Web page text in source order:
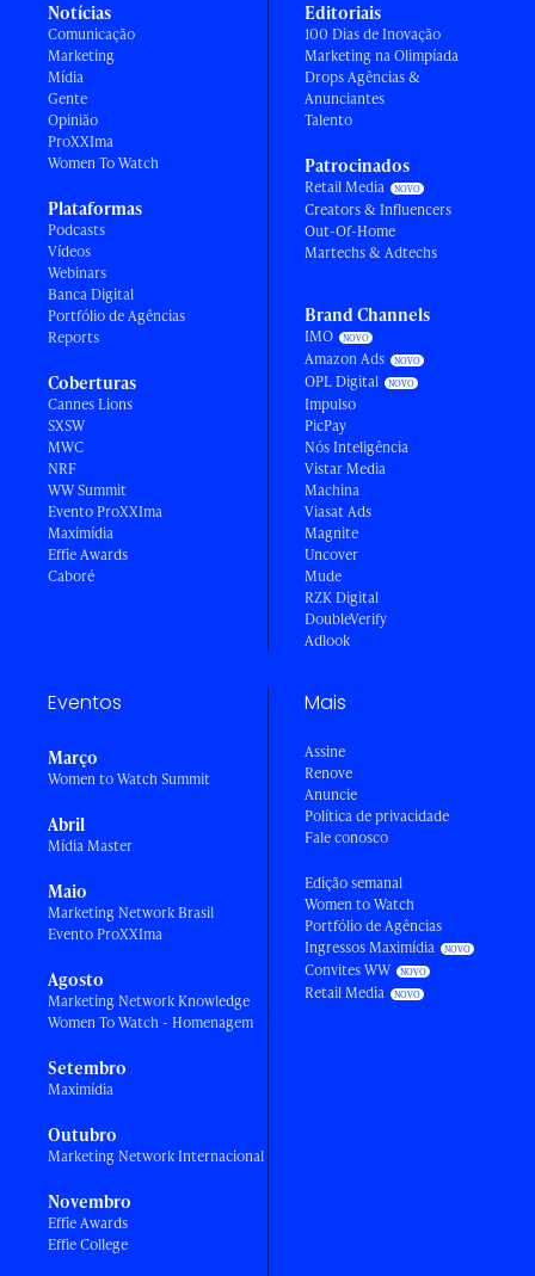
Notícias
Comunicação
Marketing
Mídia
Gente
Opinião
ProXXIma
Women To Watch
Plataformas
Podcasts
Vídeos
Webinars
Banca Digital
Portfólio de Agências
Reports
Coberturas
Cannes Lions
SXSW
MWC
NRF
WW Summit
Evento ProXXIma
Maximídia
Effie Awards
Caboré
Editoriais
100 Dias de Inovação
Marketing na Olimpíada
Drops Agências &
Anunciantes
Talento
Patrocinados
Retail Media
Creators & Influencers
Out-Of-Home
Martechs & Adtechs
Brand Channels
IMO
Amazon Ads
OPL Digital
Impulso
PicPay
Nós Inteligência
Vistar Media
Machina
Viasat Ads
Magnite
Uncover
Mude
RZK Digital
DoubleVerify
Adlook
Eventos
Março
Women to Watch Summit
Abril
Mídia Master
Maio
Marketing Network Brasil
Evento ProXXIma
Agosto
Marketing Network Knowledge
Women To Watch - Homenagem
Setembro
Maximídia
Outubro
Marketing Network Internacional
Novembro
Effie Awards
Effie College
Mais
Assine
Renove
Anuncie
Política de privacidade
Fale conosco
Edição semanal
Women to Watch
Portfólio de Agências
Ingressos Maximídia
Convites WW
Retail Media